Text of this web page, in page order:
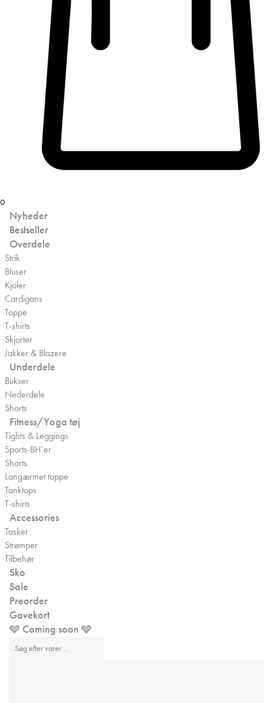
0
Nyheder
Bestseller
Overdele
Strik
Bluser
Kjoler
Cardigans
Toppe
T-shirts
Skjorter
Jakker & Blazere
Underdele
Bukser
Nederdele
Shorts
Fitness/Yoga tøj
Tights & Leggings
Sports-BH’er
Shorts
Langærmet toppe
Tanktops
T-shirts
Accessories
Tasker
Strømper
Tilbehør
Sko
Sale
Preorder
Gavekort
🩶 Coming soon 🩶